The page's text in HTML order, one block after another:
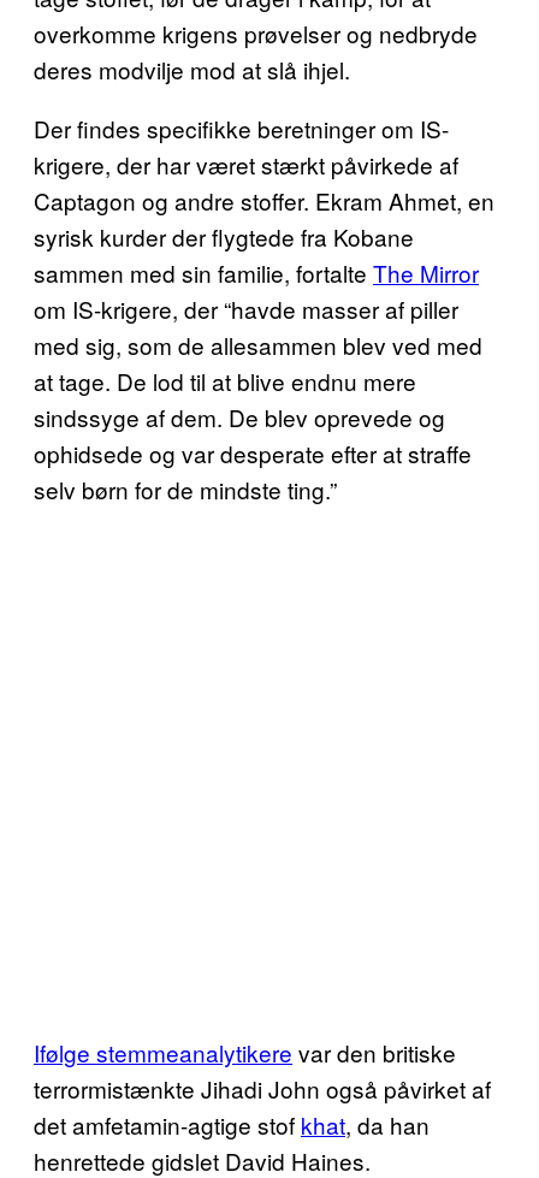
overkomme krigens prøvelser og nedbryde
deres modvilje mod at slå ihjel.
Der findes specifikke beretninger om IS-
krigere, der har været stærkt påvirkede af
Captagon og andre stoffer. Ekram Ahmet, en
syrisk kurder der flygtede fra Kobane
sammen med sin familie, fortalte The Mirror
om IS-krigere, der “havde masser af piller
med sig, som de allesammen blev ved med
at tage. De lod til at blive endnu mere
sindssyge af dem. De blev oprevede og
ophidsede og var desperate efter at straffe
selv børn for de mindste ting.”
Ifølge stemmeanalytikere var den britiske
terrormistænkte Jihadi John også påvirket af
det amfetamin-agtige stof khat, da han
henrettede gidslet David Haines.